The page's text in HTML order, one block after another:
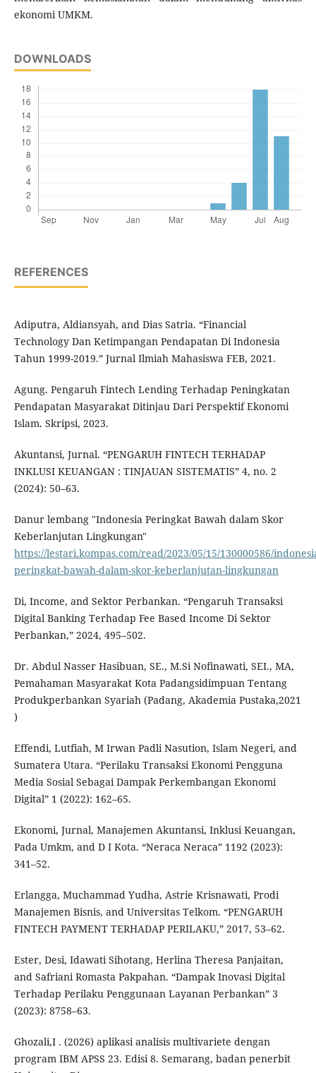
ekonomi UMKM.
DOWNLOADS
REFERENCES
Adiputra, Aldiansyah, and Dias Satria. “Financial
Technology Dan Ketimpangan Pendapatan Di Indonesia
Tahun 1999-2019.” Jurnal Ilmiah Mahasiswa FEB, 2021.
Agung. Pengaruh Fintech Lending Terhadap Peningkatan
Pendapatan Masyarakat Ditinjau Dari Perspektif Ekonomi
Islam. Skripsi, 2023.
Akuntansi, Jurnal. “PENGARUH FINTECH TERHADAP
INKLUSI KEUANGAN : TINJAUAN SISTEMATIS” 4, no. 2
(2024): 50–63.
Danur lembang "Indonesia Peringkat Bawah dalam Skor
Keberlanjutan Lingkungan"
https://lestari.kompas.com/read/2023/05/15/130000586/
peringkat-bawah-dalam-skor-keberlanjutan-lingkungan
Di, Income, and Sektor Perbankan. “Pengaruh Transaksi
Digital Banking Terhadap Fee Based Income Di Sektor
Perbankan,” 2024, 495–502.
Dr. Abdul Nasser Hasibuan, SE., M.Si Nofinawati, SEI., MA,
Pemahaman Masyarakat Kota Padangsidimpuan Tentang
Produkperbankan Syariah (Padang, Akademia Pustaka,2021
)
Effendi, Lutfiah, M Irwan Padli Nasution, Islam Negeri, and
Sumatera Utara. “Perilaku Transaksi Ekonomi Pengguna
Media Sosial Sebagai Dampak Perkembangan Ekonomi
Digital” 1 (2022): 162–65.
Ekonomi, Jurnal, Manajemen Akuntansi, Inklusi Keuangan,
Pada Umkm, and D I Kota. “Neraca Neraca” 1192 (2023):
341–52.
Erlangga, Muchammad Yudha, Astrie Krisnawati, Prodi
Manajemen Bisnis, and Universitas Telkom. “PENGARUH
FINTECH PAYMENT TERHADAP PERILAKU,” 2017, 53–62.
Ester, Desi, Idawati Sihotang, Herlina Theresa Panjaitan,
and Safriani Romasta Pakpahan. “Dampak Inovasi Digital
Terhadap Perilaku Penggunaan Layanan Perbankan” 3
(2023): 8758–63.
Ghozali,I . (2026) aplikasi analisis multivariete dengan
program IBM APSS 23. Edisi 8. Semarang, badan penerbit